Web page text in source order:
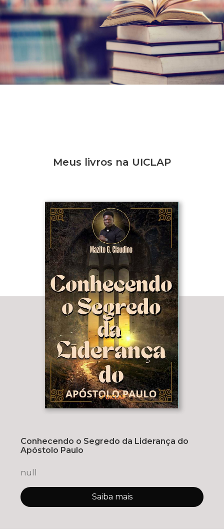
Meus livros na UICLAP
Conhecendo o Segredo da Liderança do
Apóstolo Paulo
null
Saiba mais